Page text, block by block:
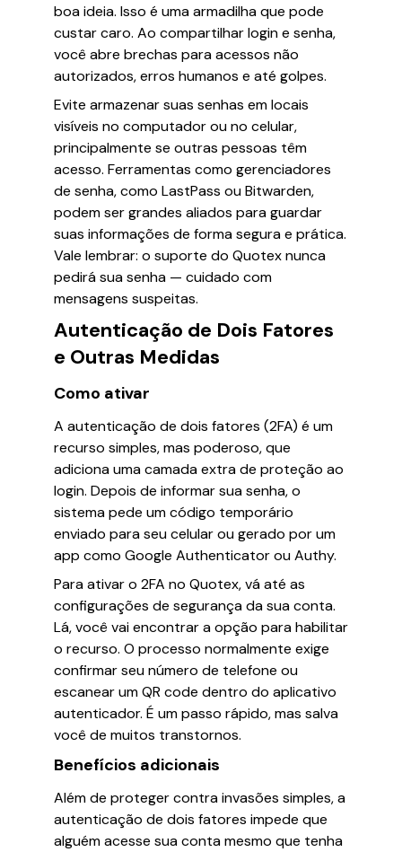
boa ideia. Isso é uma armadilha que pode
custar caro. Ao compartilhar login e senha,
você abre brechas para acessos não
autorizados, erros humanos e até golpes.
Evite armazenar suas senhas em locais
visíveis no computador ou no celular,
principalmente se outras pessoas têm
acesso. Ferramentas como gerenciadores
de senha, como LastPass ou Bitwarden,
podem ser grandes aliados para guardar
suas informações de forma segura e prática.
Vale lembrar: o suporte do Quotex nunca
pedirá sua senha — cuidado com
mensagens suspeitas.
Autenticação de Dois Fatores
e Outras Medidas
Como ativar
A autenticação de dois fatores (2FA) é um
recurso simples, mas poderoso, que
adiciona uma camada extra de proteção ao
login. Depois de informar sua senha, o
sistema pede um código temporário
enviado para seu celular ou gerado por um
app como Google Authenticator ou Authy.
Para ativar o 2FA no Quotex, vá até as
configurações de segurança da sua conta.
Lá, você vai encontrar a opção para habilitar
o recurso. O processo normalmente exige
confirmar seu número de telefone ou
escanear um QR code dentro do aplicativo
autenticador. É um passo rápido, mas salva
você de muitos transtornos.
Benefícios adicionais
Além de proteger contra invasões simples, a
autenticação de dois fatores impede que
alguém acesse sua conta mesmo que tenha